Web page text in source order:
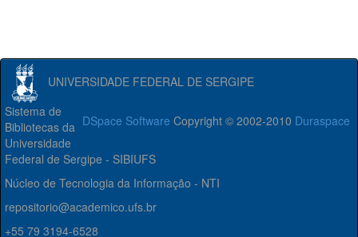
UNIVERSIDADE FEDERAL DE SERGIPE
DSpace Software Copyright © 2002-2010 Duraspace
Sistema de
Bibliotecas da
Universidade
Federal de Sergipe - SIBIUFS
Núcleo de Tecnologia da Informação - NTI
repositorio@academico.ufs.br
+55 79 3194-6528